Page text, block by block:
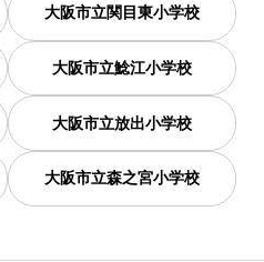
大阪市立関目東小学校
大阪市立鯰江小学校
大阪市立放出小学校
大阪市立森之宮小学校